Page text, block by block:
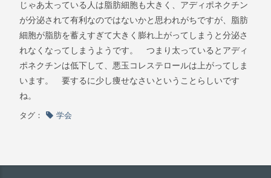
じゃあ太っている人は脂肪細胞も大きく、アディポネクチン
が分泌されて有利なのではないかと思われがちですが、脂肪
細胞が脂肪を蓄えすぎて大きく膨れ上がってしまうと分泌さ
れなくなってしまうようです。 つまり太っているとアディ
ポネクチンは低下して、悪玉コレステロールは上がってしま
います。 要するに少し痩せなさいということらしいです
ね。
タグ： 学会